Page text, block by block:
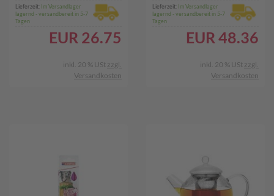
Lieferzeit: Im Versandlager
lagernd - versandbereit in 5-7
Tagen
EUR 26.75
inkl. 20 % USt zzgl.
Versandkosten
Lieferzeit: Im Versandlager
lagernd - versandbereit in 5-7
Tagen
EUR 48.36
inkl. 20 % USt zzgl.
Versandkosten